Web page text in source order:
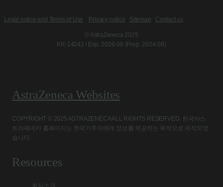
Legal notice and Terms of Use Privacy notice Sitemap Contact us
© AstraZeneca 2025
KR-14242 l Exp. 2026-08 (Prep. 2024-08)
AstraZeneca Websites
COPYRIGHT © 2025 ASTRAZENECA ALL RIGHTS RESERVED. 한국아스
트라제네카 홈페이지는 한국거주자에게 정보를 제공하는 목적으로 제작되었
습니다.
Resources